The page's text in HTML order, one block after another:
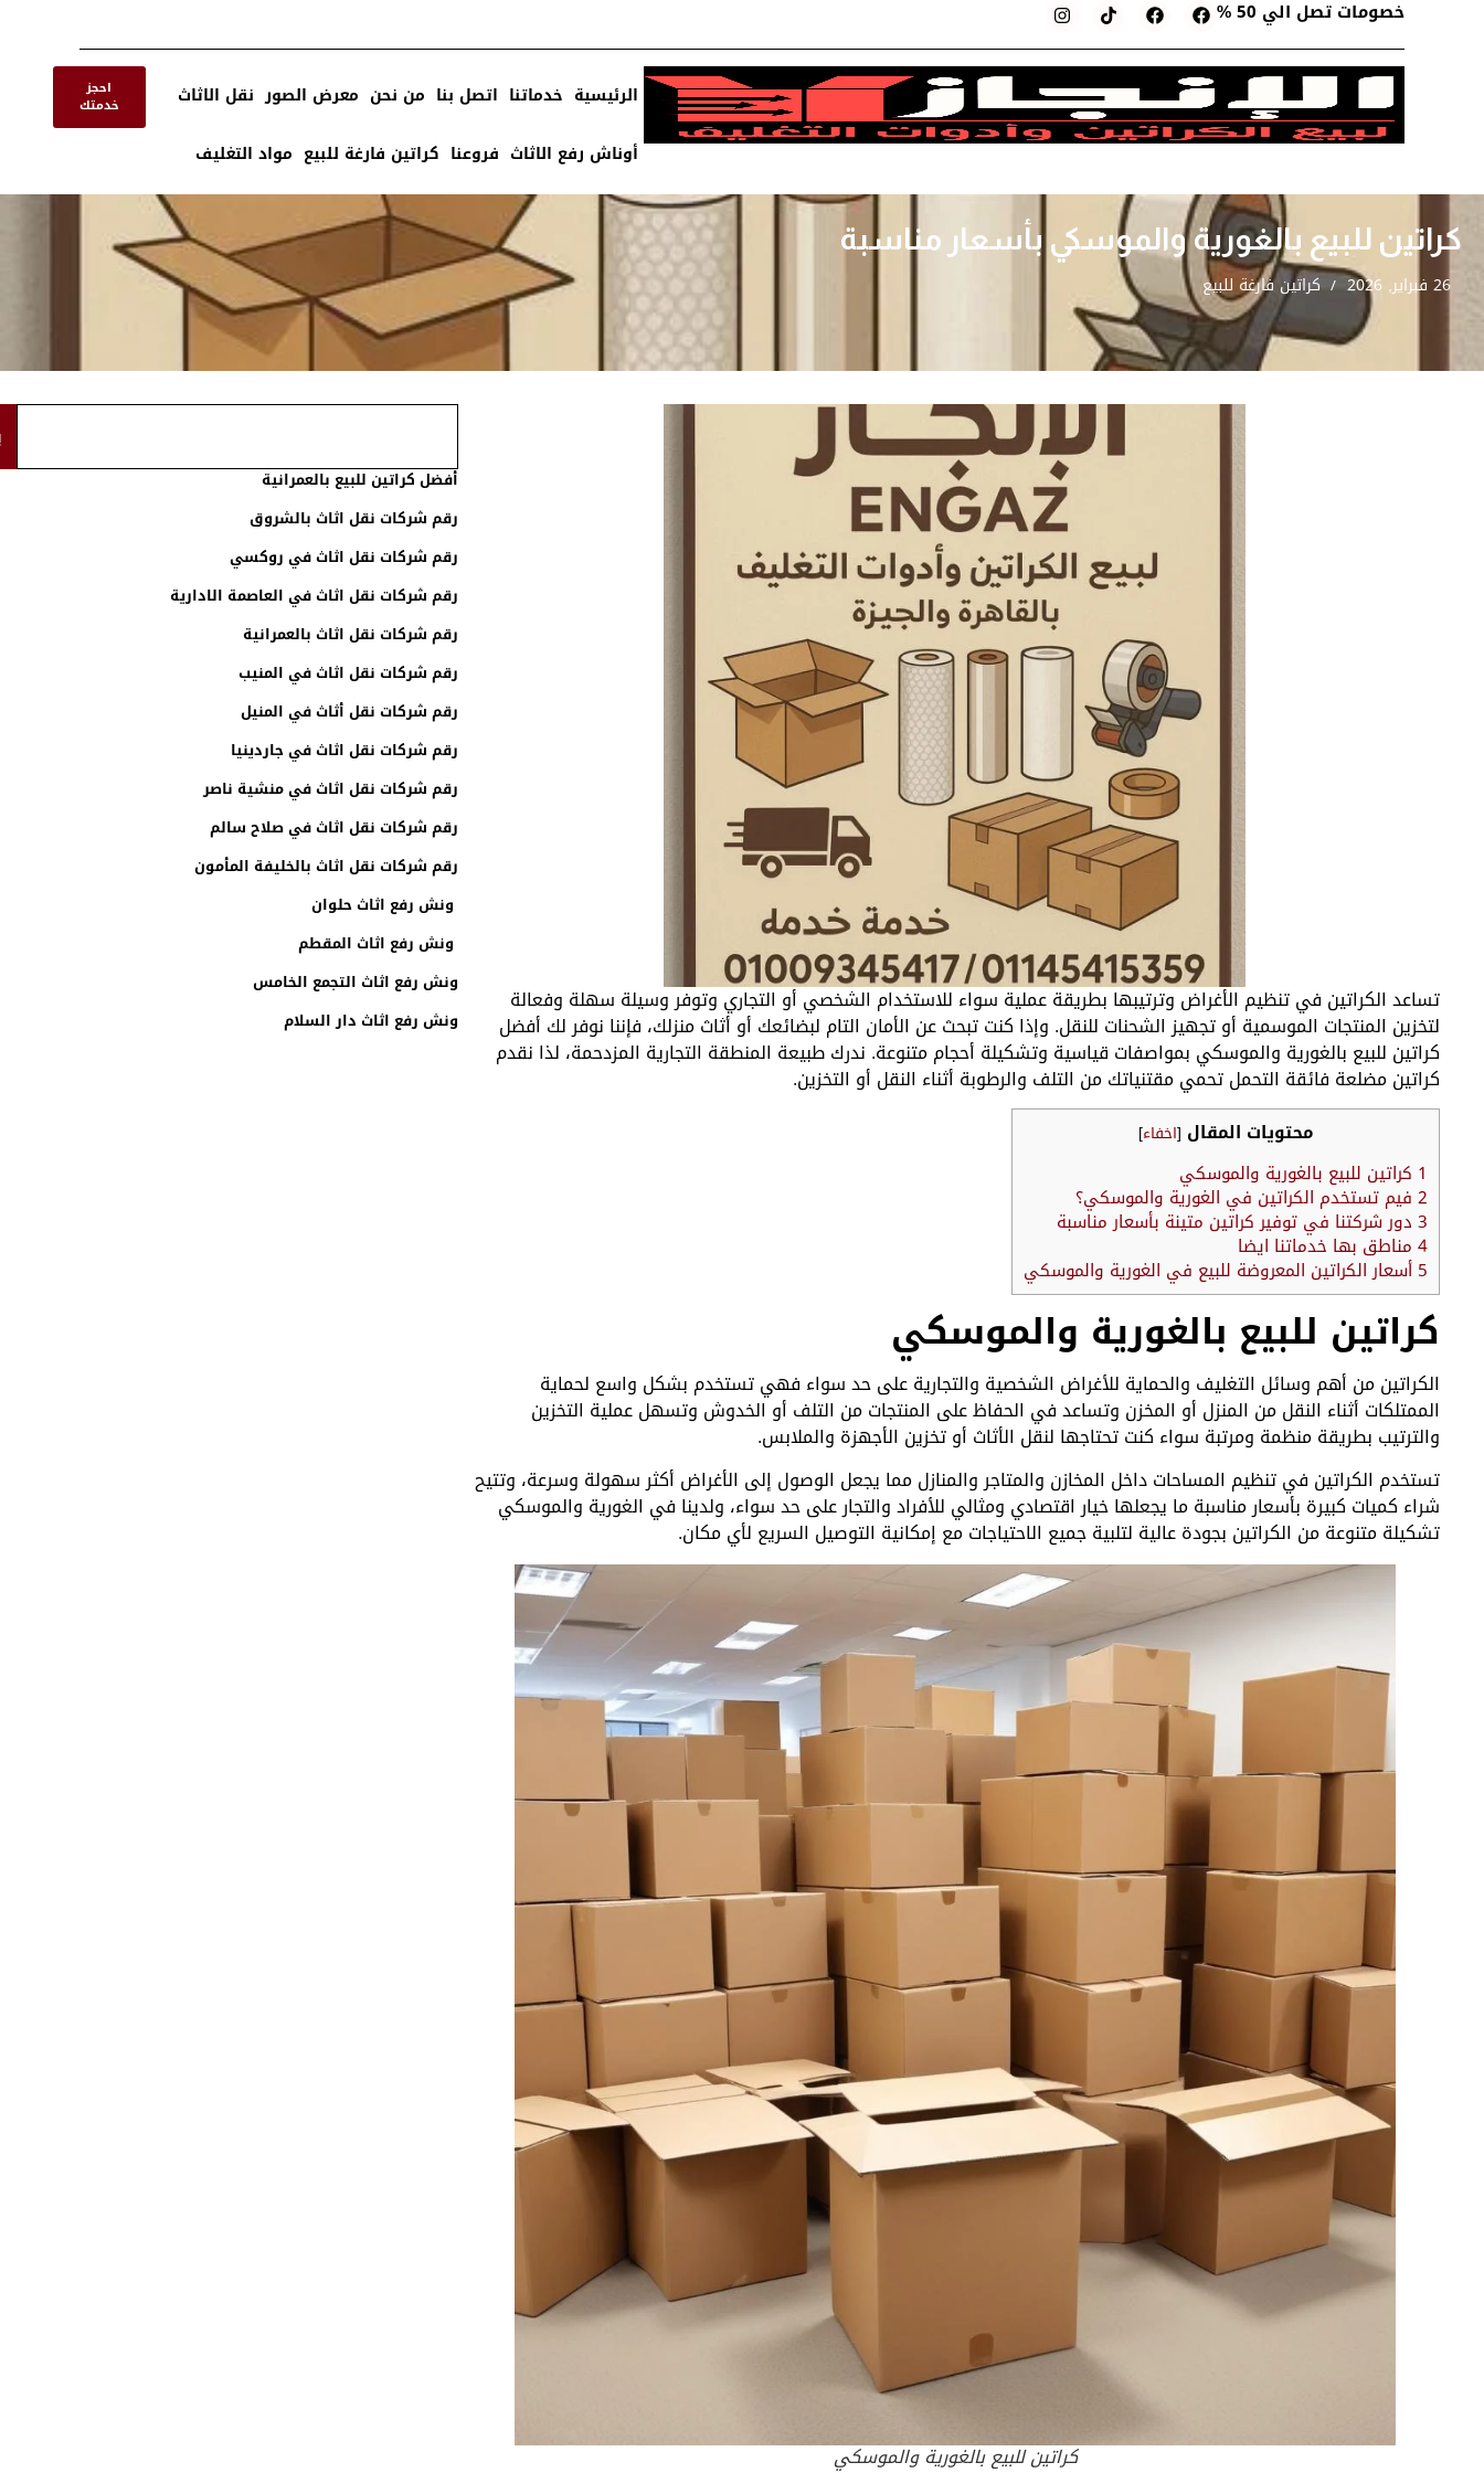
خصومات تصل الي 50 %
الرئيسية خدماتنا اتصل بنا من نحن معرض الصور نقل الاثاث
أوناش رفع الاثاث فروعنا كراتين فارغة للبيع مواد التغليف
احجز
خدمتك
كراتين للبيع بالغورية والموسكي بأسعار مناسبة
26 فبراير, 2026 / كراتين فارغة للبيع
تساعد الكراتين في تنظيم الأغراض وترتيبها بطريقة عملية سواء للاستخدام الشخصي أو التجاري وتوفر وسيلة سهلة وفعالة
لتخزين المنتجات الموسمية أو تجهيز الشحنات للنقل. وإذا كنت تبحث عن الأمان التام لبضائعك أو أثاث منزلك، فإننا نوفر لك أفضل
كراتين للبيع بالغورية والموسكي بمواصفات قياسية وتشكيلة أحجام متنوعة. ندرك طبيعة المنطقة التجارية المزدحمة، لذا نقدم
كراتين مضلعة فائقة التحمل تحمي مقتنياتك من التلف والرطوبة أثناء النقل أو التخزين.
محتويات المقال [اخفاء]
1 كراتين للبيع بالغورية والموسكي
2 فيم تستخدم الكراتين في الغورية والموسكي؟
3 دور شركتنا في توفير كراتين متينة بأسعار مناسبة
4 مناطق بها خدماتنا ايضا
5 أسعار الكراتين المعروضة للبيع في الغورية والموسكي
كراتين للبيع بالغورية والموسكي
الكراتين من أهم وسائل التغليف والحماية للأغراض الشخصية والتجارية على حد سواء فهي تستخدم بشكل واسع لحماية
الممتلكات أثناء النقل من المنزل أو المخزن وتساعد في الحفاظ على المنتجات من التلف أو الخدوش وتسهل عملية التخزين
والترتيب بطريقة منظمة ومرتبة سواء كنت تحتاجها لنقل الأثاث أو تخزين الأجهزة والملابس.
تستخدم الكراتين في تنظيم المساحات داخل المخازن والمتاجر والمنازل مما يجعل الوصول إلى الأغراض أكثر سهولة وسرعة، وتتيح
شراء كميات كبيرة بأسعار مناسبة ما يجعلها خيار اقتصادي ومثالي للأفراد والتجار على حد سواء، ولدينا في الغورية والموسكي
تشكيلة متنوعة من الكراتين بجودة عالية لتلبية جميع الاحتياجات مع إمكانية التوصيل السريع لأي مكان.
كراتين للبيع بالغورية والموسكي
أفضل كراتين للبيع بالعمرانية
رقم شركات نقل اثاث بالشروق
رقم شركات نقل اثاث في روكسي
رقم شركات نقل اثاث في العاصمة الادارية
رقم شركات نقل اثاث بالعمرانية
رقم شركات نقل اثاث في المنيب
رقم شركات نقل أثاث في المنيل
رقم شركات نقل اثاث في جاردينيا
رقم شركات نقل اثاث في منشية ناصر
رقم شركات نقل اثاث في صلاح سالم
رقم شركات نقل اثاث بالخليفة المأمون
ونش رفع اثاث حلوان
ونش رفع اثاث المقطم
ونش رفع اثاث التجمع الخامس
ونش رفع اثاث دار السلام